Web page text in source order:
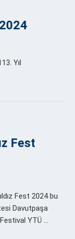
Yıl
Fest
Fest 2024 bu
Davutpaşa
YTÜ …